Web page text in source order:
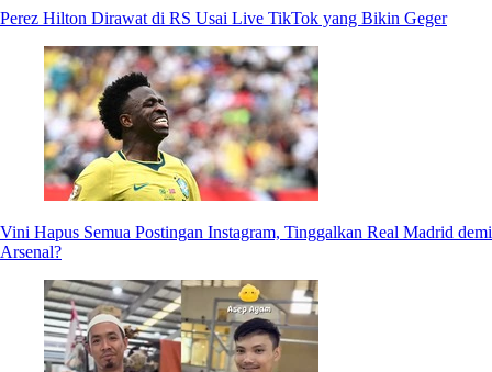
Perez Hilton Dirawat di RS Usai Live TikTok yang Bikin Geger
Vini Hapus Semua Postingan Instagram, Tinggalkan Real Madrid demi
Arsenal?